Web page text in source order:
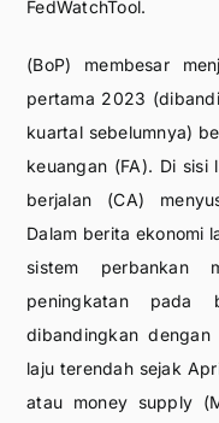
FedWatchTool.
(BoP) membesar
pertama 2023
kuartal sebelumnya)
keuangan (FA). Di sisi
berjalan (CA)
Dalam berita ekonomi
sistem perbankan
peningkatan pada
dibandingkan
laju terendah sejak
atau money supply